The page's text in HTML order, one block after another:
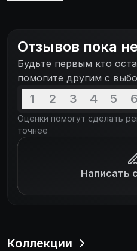
скрывая «гарем»...
Отзывов пока
Будьте первым кто
помогите другим с
1 2 3 4 5 6
Оценки помогут сделать
точнее
Написать
Коллекции